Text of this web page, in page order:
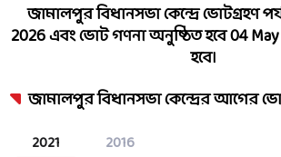
জামালপুরবিধানসভা কেন্দ্রে ভোটগ্রহণ
2026এবং ভোট গণনা অনুষ্ঠিত হবে04
হবে।
জামালপুরবিধানসভা কেন্দ্রের আগের
2021 2016